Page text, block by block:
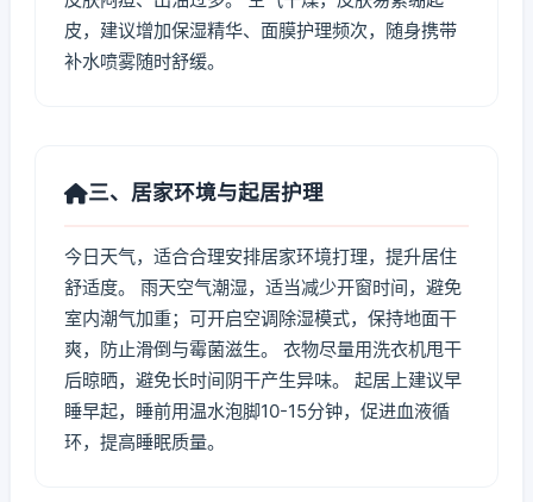
皮，建议增加保湿精华、面膜护理频次，随身携带
补水喷雾随时舒缓。
三、居家环境与起居护理
今日天气，适合合理安排居家环境打理，提升居住
舒适度。 雨天空气潮湿，适当减少开窗时间，避免
室内潮气加重；可开启空调除湿模式，保持地面干
爽，防止滑倒与霉菌滋生。 衣物尽量用洗衣机甩干
后晾晒，避免长时间阴干产生异味。 起居上建议早
睡早起，睡前用温水泡脚10-15分钟，促进血液循
环，提高睡眠质量。